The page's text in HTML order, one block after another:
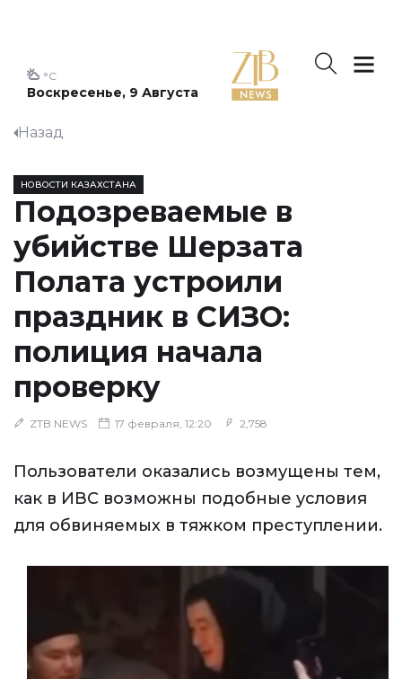
Воскресенье, 9 Августа
°C
Назад
НОВОСТИ КАЗАХСТАНА
Подозреваемые в
убийстве Шерзата
Полата устроили
праздник в СИЗО:
полиция начала
проверку
ZTB NEWS 17 февраля, 12:20 2,758
Пользователи оказались возмущены тем,
как в ИВС возможны подобные условия
для обвиняемых в тяжком преступлении.